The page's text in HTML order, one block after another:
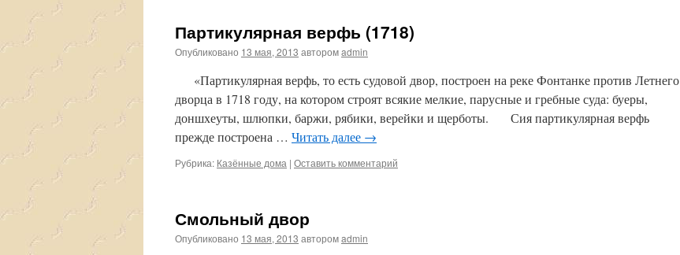
Партикулярная верфь (1718)
Опубликовано 13 мая, 2013 авторомadmin
«Партикулярная верфь, то есть судовой двор, построен на реке Фонтанке против Летнего
дворца в 1718 году, на котором строят всякие мелкие, парусные и гребные суда: буеры,
доншхеуты, шлюпки, баржи, рябики, верейки и щерботы. Сия партикулярная верфь
прежде построена … Читать далее →
Рубрика: Казённые дома | Оставить комментарий
Смольный двор
Опубликовано 13 мая, 2013 авторомadmin